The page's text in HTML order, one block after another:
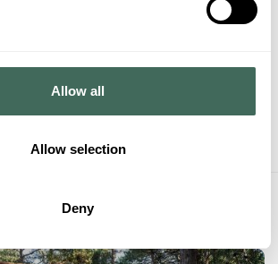
Allow all
Allow selection
Deny